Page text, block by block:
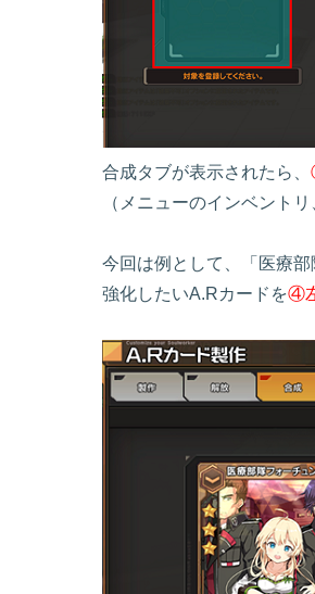
合成タブが表示されたら、
（メニューのインベント
今回は例として、「医療
強化したいA.Rカードを④